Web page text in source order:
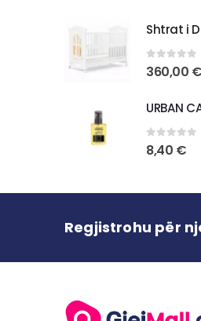
0 out of
360,00 €
0 out of
8,40 €
Regjistrohu për